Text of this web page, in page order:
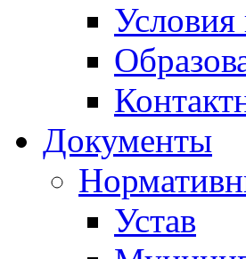
Условия
Документы
Устав